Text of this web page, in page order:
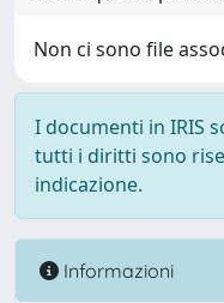
Non ci sono file
I documenti in IRIS
tutti i diritti sono
indicazione.
Informazioni